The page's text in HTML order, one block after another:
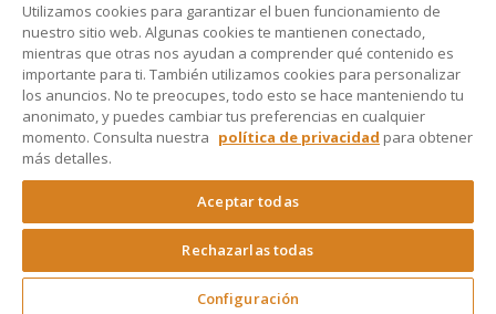
Aviso Legal
Política de Privacidad
Accesibilidad
Copyright © 2024 Rocket Lawyer
Utilizamos cookies para garantizar el buen funcionamiento de
nuestro sitio web. Algunas cookies te mantienen conectado,
mientras que otras nos ayudan a comprender qué contenido es
importante para ti. También utilizamos cookies para personalizar
los anuncios. No te preocupes, todo esto se hace manteniendo tu
anonimato, y puedes cambiar tus preferencias en cualquier
momento. Consulta nuestra política de privacidad para obtener
más detalles.
Aceptar todas
Rechazarlas todas
Configuración